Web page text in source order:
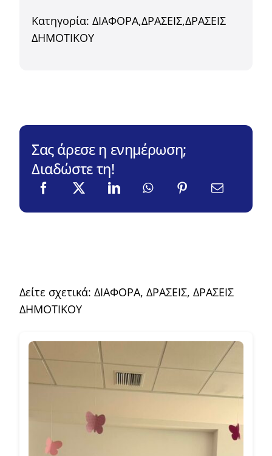
Κατηγορία: ΔΙΑΦΟΡΑ,ΔΡΑΣΕΙΣ,ΔΡΑΣΕΙΣ
ΔΗΜΟΤΙΚΟΥ
Σας άρεσε η ενημέρωση;
Διαδώστε τη!
Δείτε σχετικά: ΔΙΑΦΟΡΑ, ΔΡΑΣΕΙΣ, ΔΡΑΣΕΙΣ
ΔΗΜΟΤΙΚΟΥ